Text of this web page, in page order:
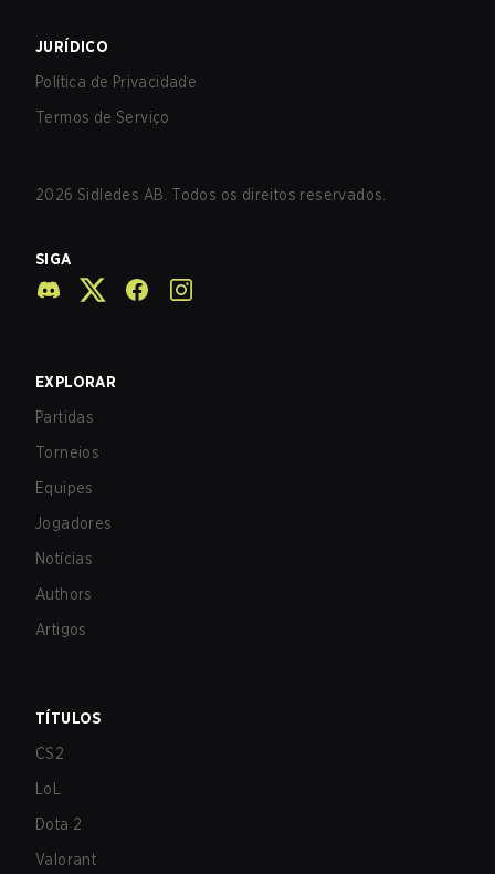
JURÍDICO
Política de Privacidade
Termos de Serviço
2026 Sidledes AB. Todos os direitos reservados.
SIGA
EXPLORAR
Partidas
Torneios
Equipes
Jogadores
Notícias
Authors
Artigos
TÍTULOS
CS2
LoL
Dota 2
Valorant